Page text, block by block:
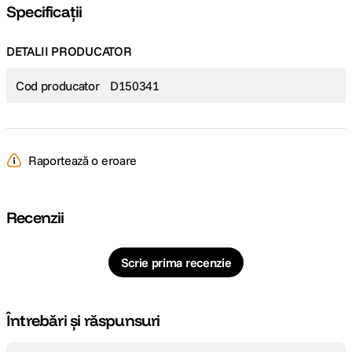
Specificații
DETALII PRODUCATOR
Cod producator D150341
Raportează o eroare
Recenzii
Scrie prima recenzie
Întrebări și răspunsuri